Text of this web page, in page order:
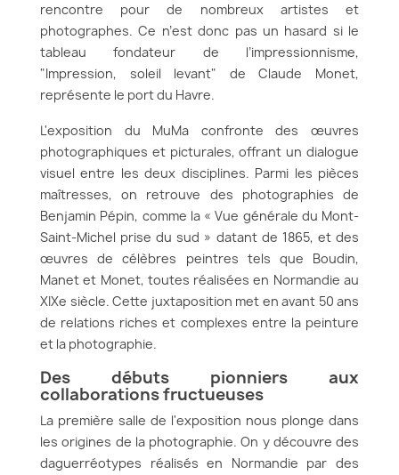
rencontre pour de nombreux artistes et
photographes. Ce n’est donc pas un hasard si le
tableau fondateur de l’impressionnisme,
"Impression, soleil levant" de Claude Monet,
représente le port du Havre.
L'exposition du MuMa confronte des œuvres
photographiques et picturales, offrant un dialogue
visuel entre les deux disciplines. Parmi les pièces
maîtresses, on retrouve des photographies de
Benjamin Pépin, comme la « Vue générale du Mont-
Saint-Michel prise du sud » datant de 1865, et des
œuvres de célèbres peintres tels que Boudin,
Manet et Monet, toutes réalisées en Normandie au
XIXe siècle. Cette juxtaposition met en avant 50 ans
de relations riches et complexes entre la peinture
et la photographie.
Des débuts pionniers aux
collaborations fructueuses
La première salle de l'exposition nous plonge dans
les origines de la photographie. On y découvre des
daguerréotypes réalisés en Normandie par des